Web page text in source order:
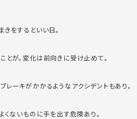
をするといい日。
とが。変化は前向きに受け止めて。
ーキがかかるようなアクシデントもあり。
くないものに手を出す危険あり。